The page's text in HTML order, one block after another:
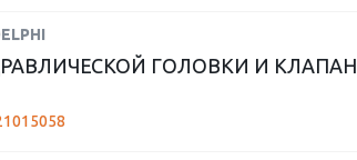
ГОЛОВКИ И КЛАПАН